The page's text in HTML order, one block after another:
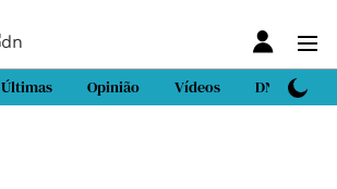
Últimas Opinião Vídeos DN Sport